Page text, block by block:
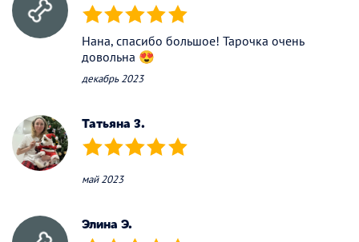
(*) (*) (*) (*) (*)
Нана, спасибо большое! Тарочка очень
довольна 😍
декабрь 2023
Татьяна З.
(*) (*) (*) (*) (*)
май 2023
Элина Э.